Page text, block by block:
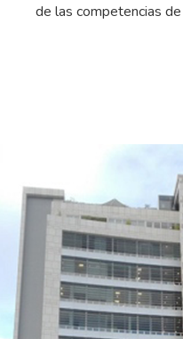
de las competencias